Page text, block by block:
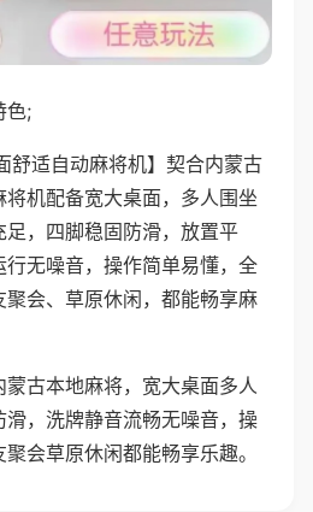
色;
舒适自动麻将机】契合内蒙古
机配备宽大桌面，多人围坐
，四脚稳固防滑，放置平
无噪音，操作简单易懂，全
会、草原休闲，都能畅享麻
古本地麻将，宽大桌面多人
，洗牌静音流畅无噪音，操
会草原休闲都能畅享乐趣。